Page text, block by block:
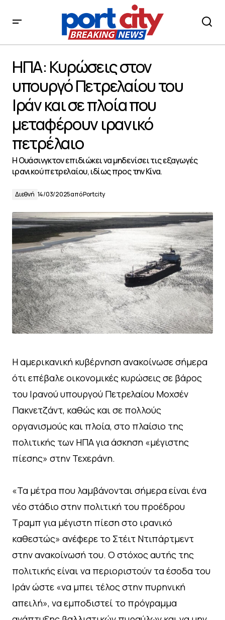
σε πλοία που μεταφέρουν ιρανικό πετρέλαιο
ΗΠΑ: Κυρώσεις στον
υπουργό Πετρελαίου του
Ιράν και σε πλοία που
μεταφέρουν ιρανικό
πετρέλαιο
Η Ουάσινγκτον επιδιώκει να μηδενίσει τις εξαγωγές
ιρανικού πετρελαίου, ιδίως προς την Κίνα.
Διεθνή 14/03/2025απόPortcity
Η αμερικανική κυβέρνηση ανακοίνωσε σήμερα
ότι επέβαλε οικονομικές κυρώσεις σε βάρος
του Ιρανού υπουργού Πετρελαίου Μοχσέν
Πακνετζάντ, καθώς και σε πολλούς
οργανισμούς και πλοία, στο πλαίσιο της
πολιτικής των ΗΠΑ για άσκηση «μέγιστης
πίεσης» στην Τεχεράνη.
«Τα μέτρα που λαμβάνονται σήμερα είναι ένα
νέο στάδιο στην πολιτική του προέδρου
Τραμπ για μέγιστη πίεση στο ιρανικό
καθεστώς» ανέφερε το Στέιτ Ντιπάρτμεντ
στην ανακοίνωσή του. Ο στόχος αυτής της
πολιτικής είναι να περιοριστούν τα έσοδα του
Ιράν ώστε «να μπει τέλος στην πυρηνική
απειλή», να εμποδιστεί το πρόγραμμα